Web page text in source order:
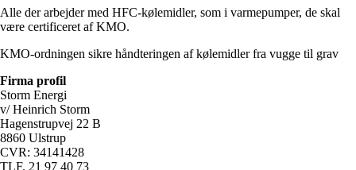
Alle der arbejder med HFC-kølemidler, som i varmepumper, de skal
være certificeret af KMO.
KMO-ordningen sikre håndteringen af kølemidler fra vugge til grav
Firma profil
Storm Energi
v/ Heinrich Storm
Hagenstrupvej 22 B
8860 Ulstrup
CVR: 34141428
TLF. 21 97 40 73